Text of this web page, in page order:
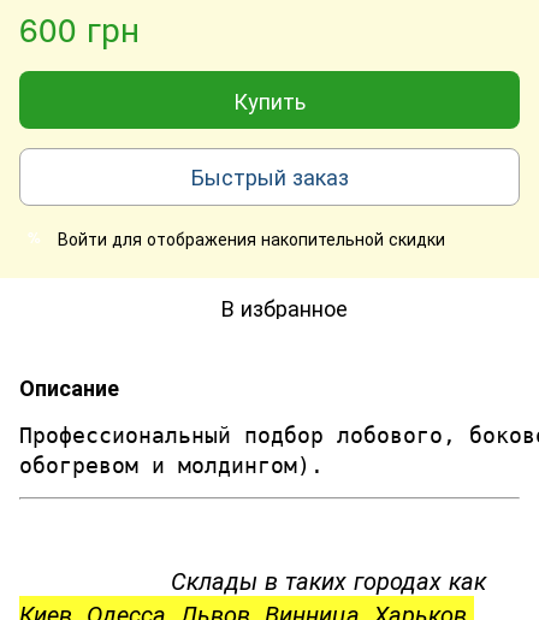
600 грн
Купить
Быстрый заказ
% Войти для отображения накопительной скидки
В избранное
Описание
Профессиональный подбор лобового,
обогревом и молдингом).
Склады в таких городах как
Киев, Одесса, Львов, Винница, Харьков,